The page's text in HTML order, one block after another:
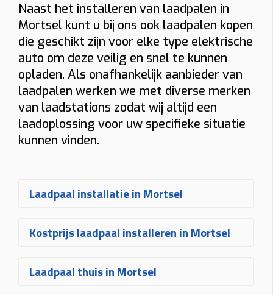
Naast het installeren van laadpalen in
Mortsel kunt u bij ons ook laadpalen kopen
die geschikt zijn voor elke type elektrische
auto om deze veilig en snel te kunnen
opladen. Als onafhankelijk aanbieder van
laadpalen werken we met diverse merken
van laadstations zodat wij altijd een
laadoplossing voor uw specifieke situatie
kunnen vinden.
Laadpaal installatie in Mortsel
Een
laadpaal laten installeren in
Mortsel
gebeurt bij Plugnet volledig
snel een vrijblijvendeofferte
Kostprijs laadpaal installeren in Mortsel
De
prijs voor een laadpaal
installeren in Mortsel
Laadpaal thuis in Mortsel